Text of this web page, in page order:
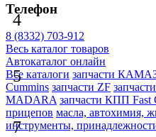
Телефон
8 (8332) 703-912
Весь каталог товаров
Автокаталог онлайн
Все каталоги запчасти
Cummins запчасти ZF
MADARA запчасти КПП Fast
прицепов масла, автохимия,
инструменты,
4
5
7